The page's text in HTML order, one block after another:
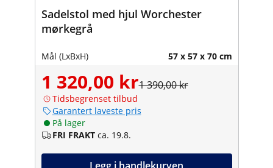
Sadelstol med hjul Worchester
mørkegrå
Mål (LxBxH) 57 x 57 x 70 cm
1 320,00 kr1 390,00 kr
Tidsbegrenset tilbud
Garantert laveste pris
På lager
FRI FRAKT ca. 19.8.
Legg i handlekurven